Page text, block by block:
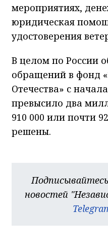
мероприятиях,
юридическая
удостоверения
В целом по России
обращений в фонд
Отечества» с
превысило два
910 000 или почти
решены.
новостей